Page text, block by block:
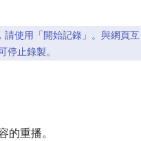
使用「開始記錄」 。與網頁互
停止錄製。
的重播。